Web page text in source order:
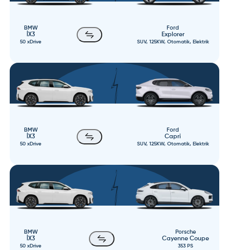
BMW
İX3
50 xDrive
Ford
Explorer
SUV, 125KW, Otomatik, Elektrik
BMW
İX3
50 xDrive
Ford
Capri
SUV, 125KW, Otomatik, Elektrik
BMW
İX3
50 xDrive
Porsche
Cayenne Coupe
353 PS